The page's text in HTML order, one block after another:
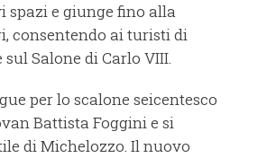
spazi e giunge fino alla
consentendo ai turisti di
Salone di Carlo VIII.
per lo scalone seicentesco
Battista Foggini e si
di Michelozzo. Il nuovo